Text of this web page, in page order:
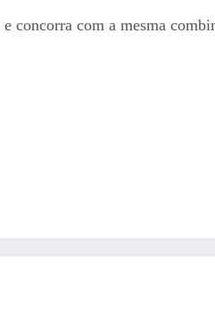
e concorra com a mesma